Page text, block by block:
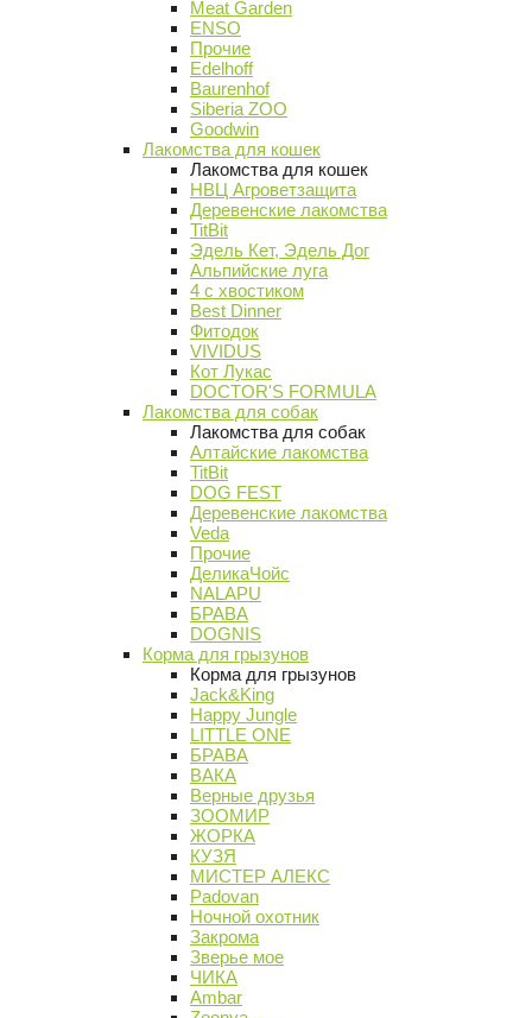
Meat Garden
ENSO
Прочие
Edelhoff
Baurenhof
Siberia ZOO
Goodwin
Лакомства для кошек
Лакомства для кошек
НВЦ Агроветзащита
Деревенские лакомства
TitBit
Эдель Кет, Эдель Дог
Альпийские луга
4 с хвостиком
Best Dinner
Фитодок
VIVIDUS
Кот Лукас
DOCTOR'S FORMULA
Лакомства для собак
Лакомства для собак
Алтайские лакомства
TitBit
DOG FEST
Деревенские лакомства
Veda
Прочие
ДеликаЧойс
NALAPU
БРАВА
DOGNIS
Корма для грызунов
Корма для грызунов
Jack&King
Happy Jungle
LITTLE ONE
БРАВА
ВАКА
Верные друзья
ЗООМИР
ЖОРКА
КУЗЯ
МИСТЕР АЛЕКС
Padovan
Ночной охотник
Закрома
Зверье мое
ЧИКА
Ambar